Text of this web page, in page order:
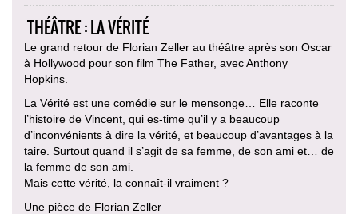
THÉÂTRE : LA VÉRITÉ
Le grand retour de Florian Zeller au théâtre après son Oscar
à Hollywood pour son film The Father, avec Anthony
Hopkins.
La Vérité est une comédie sur le mensonge… Elle raconte
l’histoire de Vincent, qui es-time qu’il y a beaucoup
d’inconvénients à dire la vérité, et beaucoup d’avantages à la
taire. Surtout quand il s’agit de sa femme, de son ami et… de
la femme de son ami.
Mais cette vérité, la connaît-il vraiment ?
Une pièce de Florian Zeller